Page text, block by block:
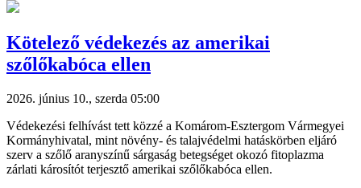
Kötelező védekezés az amerikai
szőlőkabóca ellen
2026. június 10., szerda 05:00
Védekezési felhívást tett közzé a Komárom-Esztergom Vármegyei
Kormányhivatal, mint növény- és talajvédelmi hatáskörben eljáró
szerv a szőlő aranyszínű sárgaság betegséget okozó fitoplazma
zárlati károsítót terjesztő amerikai szőlőkabóca ellen.